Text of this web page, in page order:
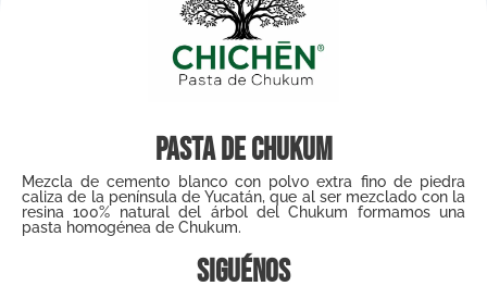
Pasta de Chukum
Mezcla de cemento blanco con polvo extra fino de piedra
caliza de la península de Yucatán, que al ser mezclado con la
resina 100% natural del árbol del Chukum formamos una
pasta homogénea de Chukum.
Siguénos